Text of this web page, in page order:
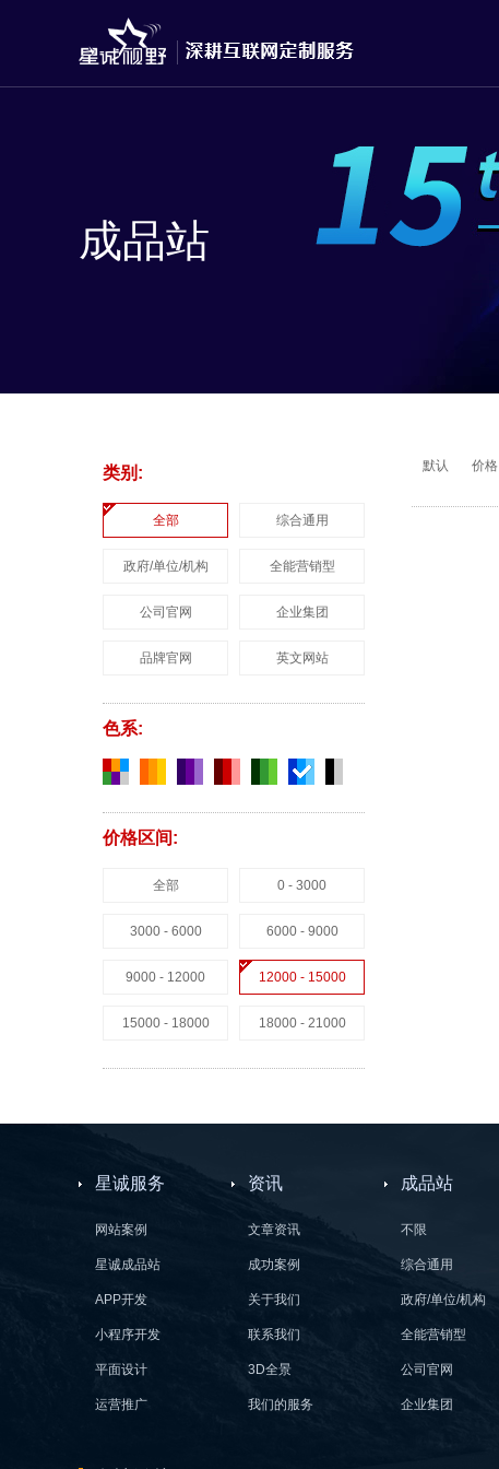
成品站
类别:
全部 综合通用
政府/单位/机构 全能营销型
公司官网 企业集团
品牌官网 英文网站
色系:
价格区间:
全部 0 - 3000
3000 - 6000 6000 - 9000
9000 - 12000 12000 - 15000
15000 - 18000 18000 - 21000
默认 价格
星诚服务
网站案例
星诚成品站
APP开发
小程序开发
平面设计
运营推广
资讯
文章资讯
成功案例
关于我们
联系我们
3D全景
我们的服务
成品站
不限
综合通用
政府/单位/机构
全能营销型
公司官网
企业集团